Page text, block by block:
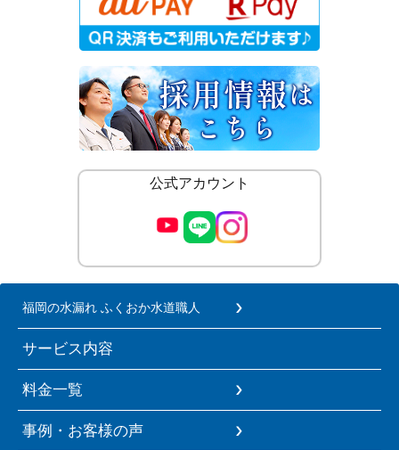
公式アカウント
福岡の水漏れ ふくおか水道職人
サービス内容
料金一覧
事例・お客様の声